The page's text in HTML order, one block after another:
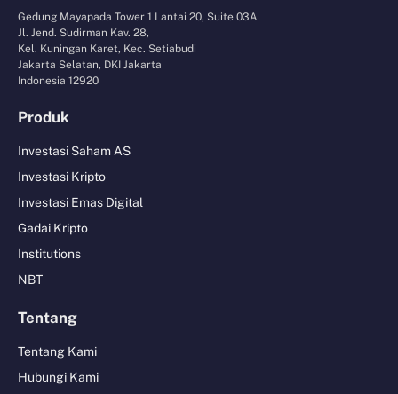
Gedung Mayapada Tower 1 Lantai 20, Suite 03A
Jl. Jend. Sudirman Kav. 28,
Kel. Kuningan Karet, Kec. Setiabudi
Jakarta Selatan, DKI Jakarta
Indonesia 12920
Produk
Investasi Saham AS
Investasi Kripto
Investasi Emas Digital
Gadai Kripto
Institutions
NBT
Tentang
Tentang Kami
Hubungi Kami